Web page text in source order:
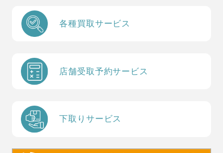
各種買取サービス
店舗受取予約サービス
下取りサービス